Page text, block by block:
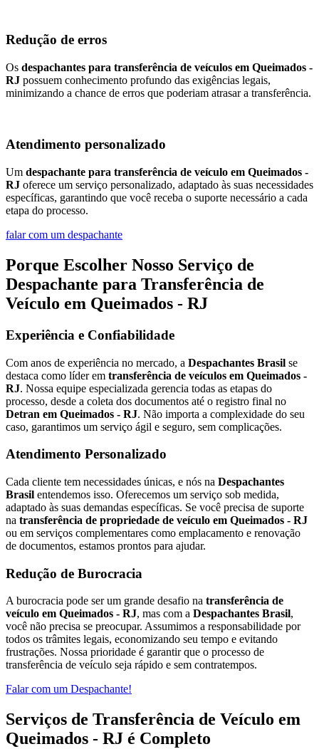
Redução de erros
Os despachantes para transferência de veículos em Queimados -
RJ possuem conhecimento profundo das exigências legais,
minimizando a chance de erros que poderiam atrasar a transferência.
Atendimento personalizado
Um despachante para transferência de veículo em Queimados -
RJ oferece um serviço personalizado, adaptado às suas necessidades
específicas, garantindo que você receba o suporte necessário a cada
etapa do processo.
falar com um despachante
Porque Escolher Nosso Serviço de
Despachante para Transferência de
Veículo em Queimados - RJ
Experiência e Confiabilidade
Com anos de experiência no mercado, a Despachantes Brasil se
destaca como líder em transferência de veículos em Queimados -
RJ. Nossa equipe especializada gerencia todas as etapas do
processo, desde a coleta dos documentos até o registro final no
Detran em Queimados - RJ. Não importa a complexidade do seu
caso, garantimos um serviço ágil e seguro, sem complicações.
Atendimento Personalizado
Cada cliente tem necessidades únicas, e nós na Despachantes
Brasil entendemos isso. Oferecemos um serviço sob medida,
adaptado às suas demandas específicas. Se você precisa de suporte
na transferência de propriedade de veículo em Queimados - RJ
ou em serviços complementares como emplacamento e renovação
de documentos, estamos prontos para ajudar.
Redução de Burocracia
A burocracia pode ser um grande desafio na transferência de
veículo em Queimados - RJ, mas com a Despachantes Brasil,
você não precisa se preocupar. Assumimos a responsabilidade por
todos os trâmites legais, economizando seu tempo e evitando
frustrações. Nossa prioridade é garantir que o processo de
transferência de veículo seja rápido e sem contratempos.
Falar com um Despachante!
Serviços de Transferência de Veículo em
Queimados - RJ é Completo